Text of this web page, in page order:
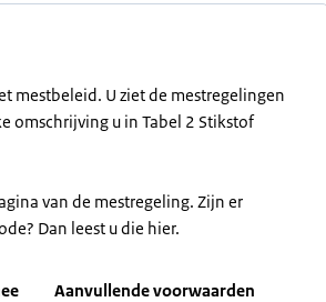
mestbeleid. U ziet de mestregelingen
omschrijving u in Tabel 2 Stikstof
van de mestregeling. Zijn er
Dan leest u die hier.
Aanvullende voorwaarden